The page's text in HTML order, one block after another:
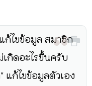
ก้ไขข้อมูล สมาชิก
กิดอะไรขึ้นครับ
แก้ไขข้อมูลตัวเอง